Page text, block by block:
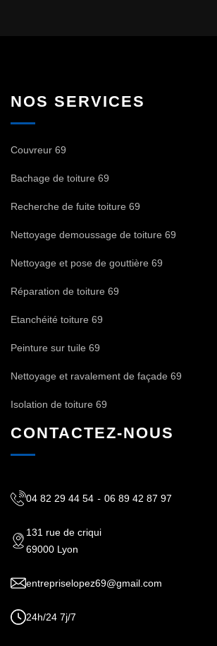
NOS SERVICES
Couvreur 69
Bachage de toiture 69
Recherche de fuite toiture 69
Nettoyage demoussage de toiture 69
Nettoyage et pose de gouttière 69
Réparation de toiture 69
Etanchéité toiture 69
Peinture sur tuile 69
Nettoyage et ravalement de façade 69
Isolation de toiture 69
CONTACTEZ-NOUS
04 82 29 44 54 - 06 89 42 87 97
131 rue de criqui
69000 Lyon
entrepriselopez69@gmail.com
24h/24 7j/7